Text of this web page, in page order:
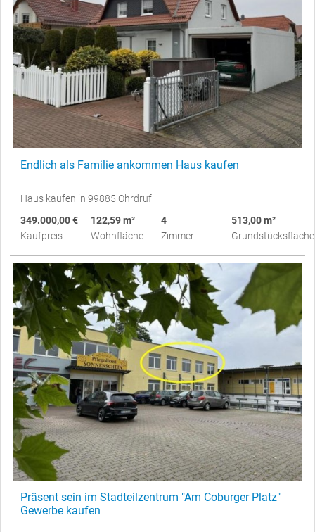
Endlich als Familie ankommen Haus kaufen
Haus kaufen in 99885 Ohrdruf
349.000,00 €
Kaufpreis
122,59 m²
Wohnfläche
4
Zimmer
513,00 m²
Grundstücksfläche
Präsent sein im Stadteilzentrum "Am Coburger Platz"
Gewerbe kaufen